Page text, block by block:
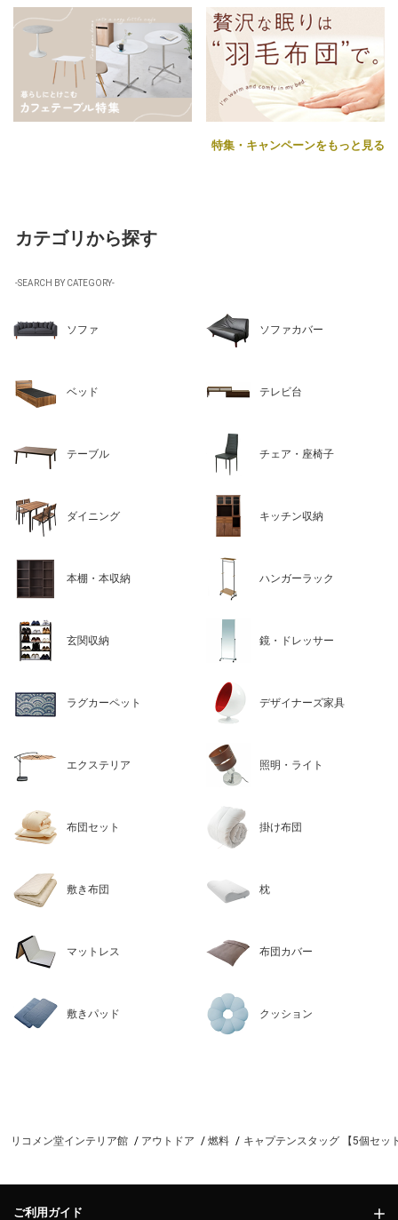
特集・キャンペーンをもっと見る
カテゴリから探す
-SEARCH BY CATEGORY-
ソファ ソファカバー
ベッド テレビ台
テーブル チェア・座椅子
ダイニング キッチン収納
本棚・本収納 ハンガーラック
玄関収納 鏡・ドレッサー
ラグカーペット デザイナーズ家具
エクステリア 照明・ライト
布団セット 掛け布団
敷き布団 枕
マットレス 布団カバー
敷きパッド クッション
リコメン堂インテリア館 アウトドア 燃料 キャプテンスタッグ 【5個セッ
ご利用ガイド